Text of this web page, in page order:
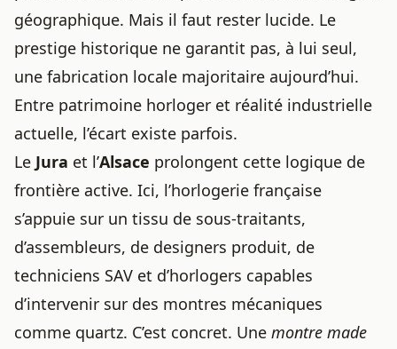
géographique. Mais il faut rester lucide. Le
prestige historique ne garantit pas, à lui seul,
une fabrication locale majoritaire aujourd’hui.
Entre patrimoine horloger et réalité industrielle
actuelle, l’écart existe parfois.
Le Jura et l’Alsace prolongent cette logique de
frontière active. Ici, l’horlogerie française
s’appuie sur un tissu de sous-traitants,
d’assembleurs, de designers produit, de
techniciens SAV et d’horlogers capables
d’intervenir sur des montres mécaniques
comme quartz. C’est concret. Une montre made